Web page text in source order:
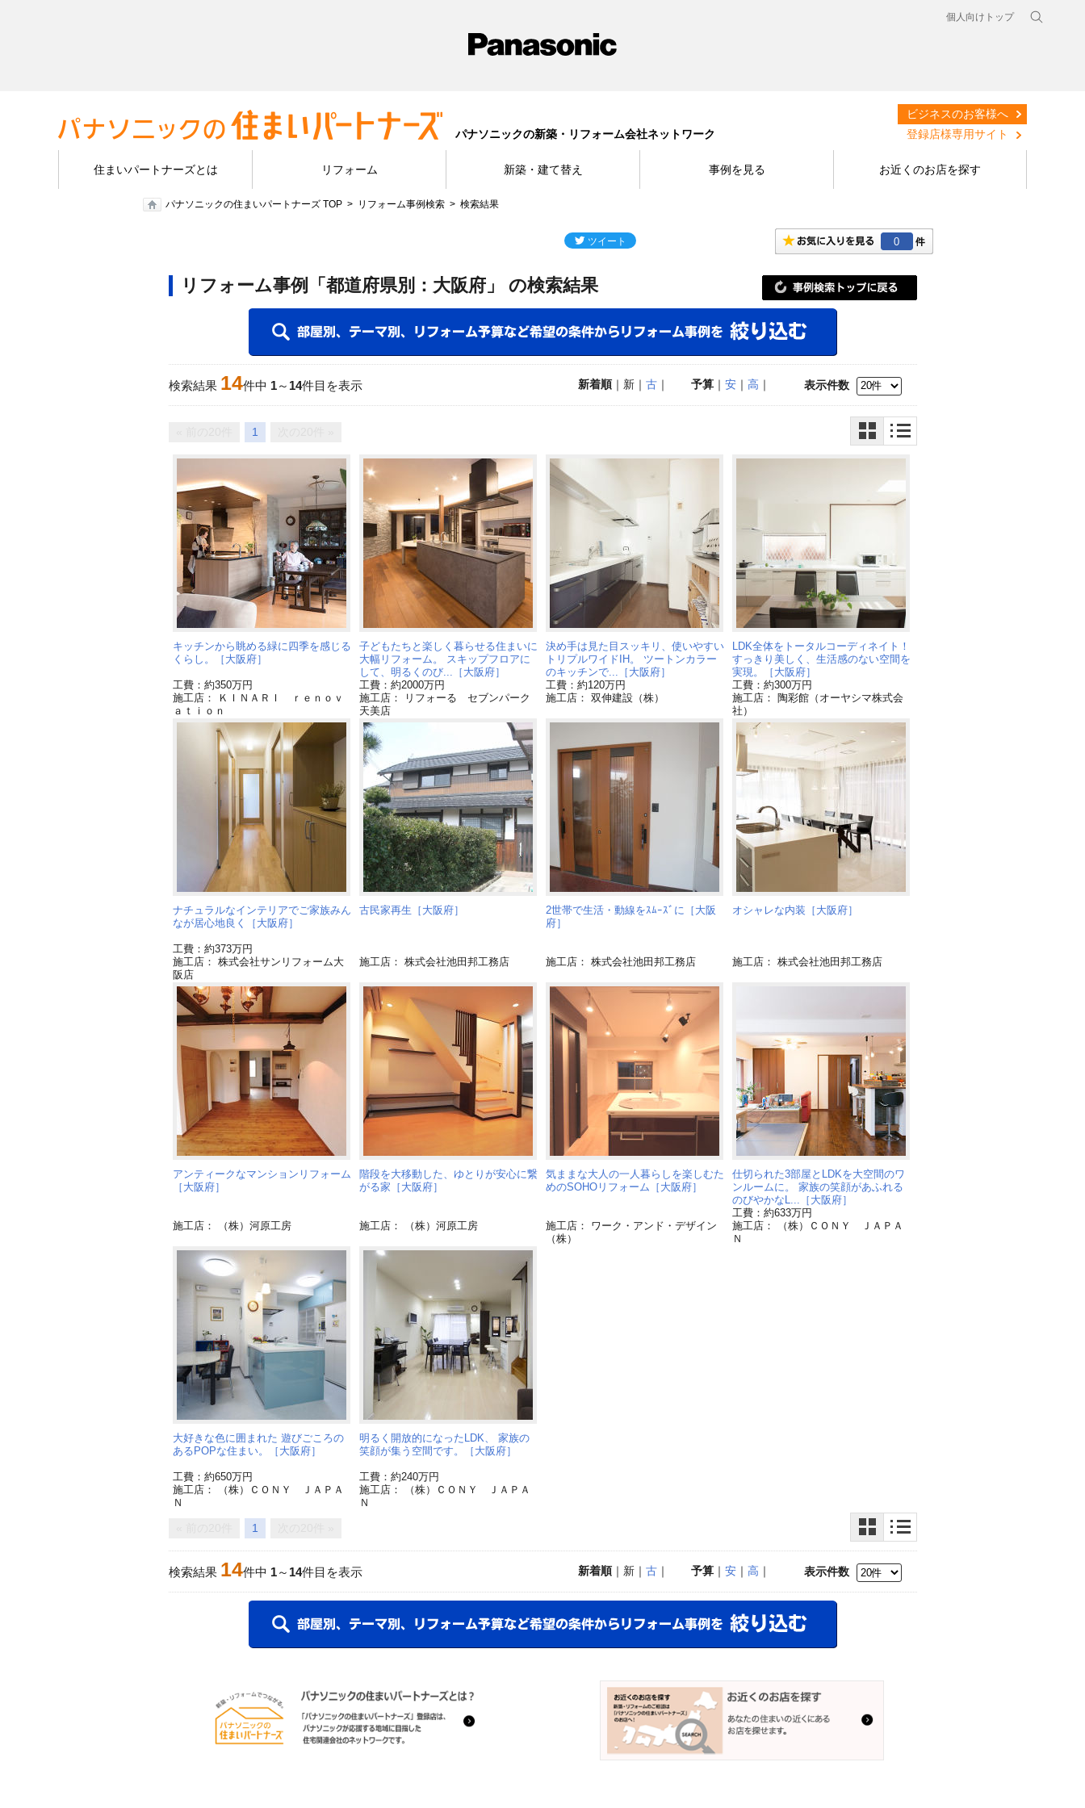
個人向けトップ
パナソニックの新築・リフォーム会社ネットワーク
ビジネスのお客様へ
登録店様専用サイト
住まいパートナーズとは リフォーム 新築・建て替え 事例を見る お近くのお店を探す
パナソニックの住まいパートナーズ TOP リフォーム事例検索 検索結果
0
リフォーム事例「都道府県別：大阪府」 の検索結果
検索結果 14件中 1～ 14件目を表示 表示件数
予算｜ 安｜ 高 ｜
新着順｜新｜ 古｜
1
キッチンから眺める緑に四季を感じる
くらし。［大阪府］
工費：約350万円
施工店： ＫＩＮＡＲＩ ｒｅｎｏｖ
ａｔｉｏｎ
子どもたちと楽しく暮らせる住まいに
大幅リフォーム。 スキップフロアに
して、明るくのび...［大阪府］
工費：約2000万円
施工店： リフォーる セブンパーク
天美店
決め手は見た目スッキリ、使いやすい
トリプルワイドIH。 ツートンカラー
のキッチンで...［大阪府］
工費：約120万円
施工店： 双伸建設（株）
LDK全体をトータルコーディネイト！
すっきり美しく、生活感のない空間を
実現。［大阪府］
工費：約300万円
施工店： 陶彩館（オーヤシマ株式会
社）
ナチュラルなインテリアでご家族みん
なが居心地良く［大阪府］
工費：約373万円
施工店： 株式会社サンリフォーム大
阪店
古民家再生［大阪府］
施工店： 株式会社池田邦工務店
2世帯で生活・動線をｽﾑｰｽﾞに［大阪
府］
施工店： 株式会社池田邦工務店
オシャレな内装［大阪府］
施工店： 株式会社池田邦工務店
アンティークなマンションリフォーム
［大阪府］
施工店： （株）河原工房
階段を大移動した、ゆとりが安心に繋
がる家［大阪府］
施工店： （株）河原工房
気ままな大人の一人暮らしを楽しむた
めのSOHOリフォーム［大阪府］
施工店： ワーク・アンド・デザイン
（株）
仕切られた3部屋とLDKを大空間のワ
ンルームに。 家族の笑顔があふれる
のびやかなL...［大阪府］
工費：約633万円
施工店： （株）ＣＯＮＹ ＪＡＰＡ
Ｎ
大好きな色に囲まれた 遊びごころの
あるPOPな住まい。［大阪府］
工費：約650万円
施工店： （株）ＣＯＮＹ ＪＡＰＡ
Ｎ
明るく開放的になったLDK、 家族の
笑顔が集う空間です。［大阪府］
工費：約240万円
施工店： （株）ＣＯＮＹ ＪＡＰＡ
Ｎ
1
検索結果 14件中 1～ 14件目を表示 表示件数
予算｜ 安｜ 高 ｜
新着順｜新｜ 古｜